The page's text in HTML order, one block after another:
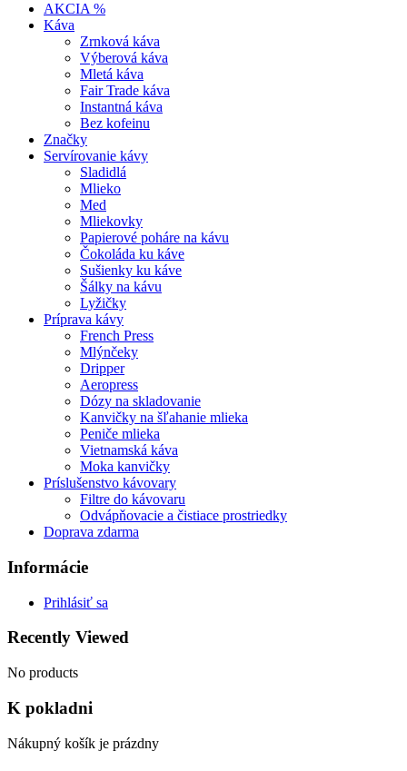
AKCIA %
Káva
Zrnková káva
Výberová káva
Mletá káva
Fair Trade káva
Instantná káva
Bez kofeinu
Značky
Servírovanie kávy
Sladidlá
Mlieko
Med
Mliekovky
Papierové poháre na kávu
Čokoláda ku káve
Sušienky ku káve
Šálky na kávu
Lyžičky
Príprava kávy
French Press
Mlýnčeky
Dripper
Aeropress
Dózy na skladovanie
Kanvičky na šľahanie mlieka
Peniče mlieka
Vietnamská káva
Moka kanvičky
Príslušenstvo kávovary
Filtre do kávovaru
Odvápňovacie a čistiace prostriedky
Doprava zdarma
Informácie
Prihlásiť sa
Recently Viewed
No products
K pokladni
Nákupný košík je prázdny